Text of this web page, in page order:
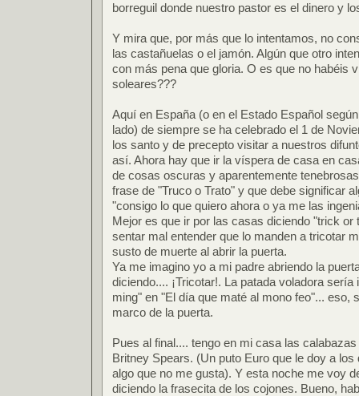
borreguil donde nuestro pastor es el dinero y
Y mira que, por más que lo intentamos, no
las castañuelas o el jamón. Algún que otro
con más pena que gloria. O es que no habéis
soleares???
Aquí en España (o en el Estado Español
lado) de siempre se ha celebrado el 1 de
los santo y de precepto visitar a nuestros
así. Ahora hay que ir la víspera de casa en
de cosas oscuras y aparentemente
frase de "Truco o Trato" y que debe significar
"consigo lo que quiero ahora o ya me las
Mejor es que ir por las casas diciendo "trick or
sentar mal entender que lo manden a tricotar
susto de muerte al abrir la puerta.
Ya me imagino yo a mi padre abriendo la
diciendo.... ¡Tricotar!. La patada voladora sería
ming" en "El día que maté al mono feo"... eso,
marco de la puerta.
Pues al final.... tengo en mi casa las
Britney Spears. (Un puto Euro que le doy a
algo que no me gusta). Y esta noche me voy
diciendo la frasecita de los cojones. Bueno,